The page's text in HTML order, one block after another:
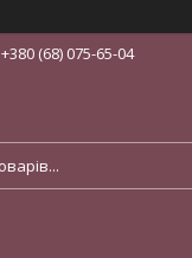
+380 (68) 075-65-04